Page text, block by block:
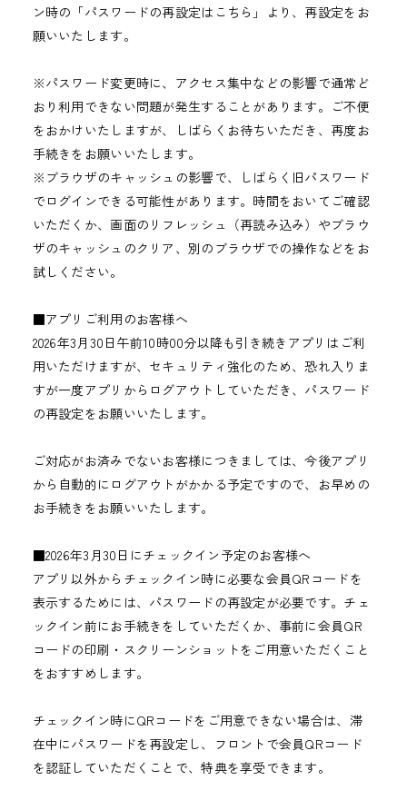
ン時の「パスワードの再設定はこちら」より、再設定をお
願いいたします。
※パスワード変更時に、アクセス集中などの影響で通常ど
おり利用できない問題が発生することがあります。ご不便
をおかけいたしますが、しばらくお待ちいただき、再度お
手続きをお願いいたします。
※ブラウザのキャッシュの影響で、しばらく旧パスワード
でログインできる可能性があります。時間をおいてご確認
いただくか、画面のリフレッシュ（再読み込み）やブラウ
ザのキャッシュのクリア、別のブラウザでの操作などをお
試しください。
■アプリご利用のお客様へ
2026年3月30日午前10時00分以降も引き続きアプリはご利
用いただけますが、セキュリティ強化のため、恐れ入りま
すが一度アプリからログアウトしていただき、パスワード
の再設定をお願いいたします。
ご対応がお済みでないお客様につきましては、今後アプリ
から自動的にログアウトがかかる予定ですので、お早めの
お手続きをお願いいたします。
■2026年3月30日にチェックイン予定のお客様へ
アプリ以外からチェックイン時に必要な会員QRコードを
表示するためには、パスワードの再設定が必要です。チェ
ックイン前にお手続きをしていただくか、事前に会員QR
コードの印刷・スクリーンショットをご用意いただくこと
をおすすめします。
チェックイン時にQRコードをご用意できない場合は、滞
在中にパスワードを再設定し、フロントで会員QRコード
を認証していただくことで、特典を享受できます。